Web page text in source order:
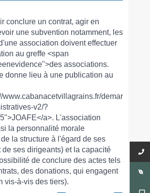
conclure un contrat, agir en
une subvention notamment, les
association doivent effectuer
au greffe <span
associations.
donne lieu à une publication au
www.cabanacetvillagrains.fr/demar
v2/?
a>. L'association
la personnalité morale
la structure à l'égard de ses
de ses dirigeants) et la capacité
de conclure des actes tels
des donations, qui engagent
vis-à-vis des tiers).